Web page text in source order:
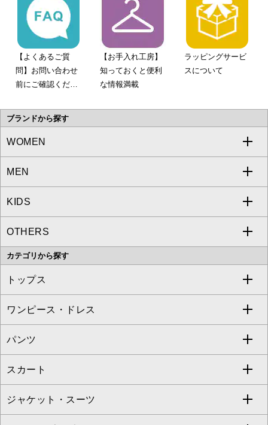
【よくあるご質
問】お問い合わせ
前にご確認くださ
【お手入れ工房】
知っておくと便利
な情報満載
ラッピングサービ
スについて
ブランドから探す
WOMEN
a.v.v
MICHEL KLEIN
MK MICHEL KLEIN
OFUON le MK
MEN
a.v.v
MICHEL KLEIN HOMME
MK MICHEL KLEIN HOMME
KIDS
a.v.v
OTHERS
MK MICHEL KLEIN BAG
カテゴリから探す
トップス
すべてのトップス
カットソー・Tシャツ
ブラウス・シャツ
ニット・セーター
ワンピース・ドレス
すべてのワンピース・ドレス
ワンピース
ドレス
パンツ
すべてのパンツ
フルレングスパンツ
スカート
すべてのスカート
ジャケット・スーツ